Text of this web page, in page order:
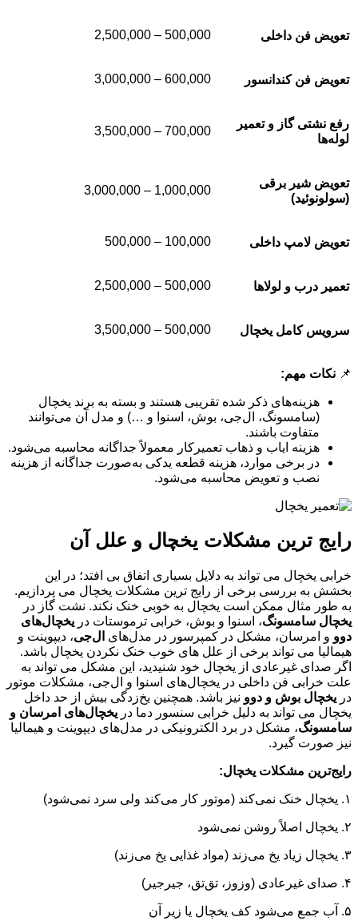
تعویض فن داخلی 500,000 – 2,500,000
تعویض فن کندانسور 600,000 – 3,000,000
رفع نشتی گاز و تعمیر
لوله‌ها
700,000 – 3,500,000
تعویض شیر برقی
(سولونوئید)
1,000,000 – 3,000,000
تعویض لامپ داخلی 100,000 – 500,000
تعمیر درب و لولاها 500,000 – 2,500,000
سرویس کامل یخچال 500,000 – 3,500,000
📌 نکات مهم:
هزینه‌های ذکر شده تقریبی هستند و بسته به برند یخچال
(سامسونگ، ال‌جی، بوش، اسنوا و …) و مدل آن می‌توانند
متفاوت باشند.
هزینه ایاب و ذهاب تعمیرکار معمولاً جداگانه محاسبه می‌شود.
در برخی موارد، هزینه قطعه یدکی به‌صورت جداگانه از هزینه
نصب و تعویض محاسبه می‌شود.
رایج ‌ترین مشکلات یخچال و علل آن‌
خرابی یخچال می تواند به دلایل بسیاری اتفاق بی افتد؛ در این
بخشش به بررسی برخی از رایج ترین مشکلات یخچال می پردازیم.
به طور مثال ممکن است یخچال به خوبی خنک نکند. نشت گاز در
یخچال‌ سامسونگ، اسنوا و بوش، خرابی ترموستات در یخچال‌های
دووو امرسان، مشکل در کمپرسور در مدل‌هایال‌جی ، دیپوینت و
هیمالیا می تواند برخی از علل های خوب خنک نکردن یخچال باشد.
اگر صدای غیرعادی از یخچال خود شنیدید، این مشکل می تواند به
علت خرابی فن داخلی در یخچال‌های اسنوا و ال‌جی، مشکلات موتور
در یخچال‌ بوش و دوونیز باشد. همچنین یخ‌زدگی بیش از حد داخل
یخچال می تواند به دلیل خرابی سنسور دما در یخچال‌های امرسان و
سامسونگ، مشکل در برد الکترونیکی در مدل‌های دیپوینت و هیمالیا
نیز صورت گیرد.
رایج‌ترین مشکلات یخچال:
۳. یخچال زیاد یخ می‌زند (مواد غذایی یخ می‌زند)